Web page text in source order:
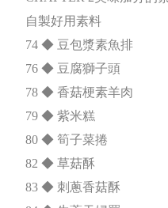
自製好用素料
74 ◆ 豆包漿素魚排
76 ◆ 豆腐獅子頭
78 ◆ 香菇梗素羊肉
79 ◆ 紫米糕
80 ◆ 筍子菜捲
82 ◆ 草菇酥
83 ◆ 刺蔥香菇酥